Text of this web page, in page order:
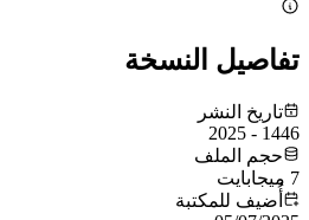
تفاصيل النسخة
تاريخ النشر
1446 - 2025
حجم الملف
7 ميجابايت
أُضيف للمكتبة